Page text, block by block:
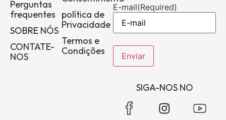
Perguntas
frequentes
SOBRE NÓS
CONTATE-
NOS
política de
Privacidade
Termos e
Condições
E-mail(Required)
SIGA-NOS NO